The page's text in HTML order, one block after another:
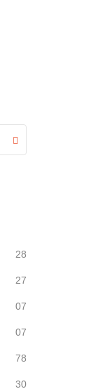
28
27
07
07
78
30